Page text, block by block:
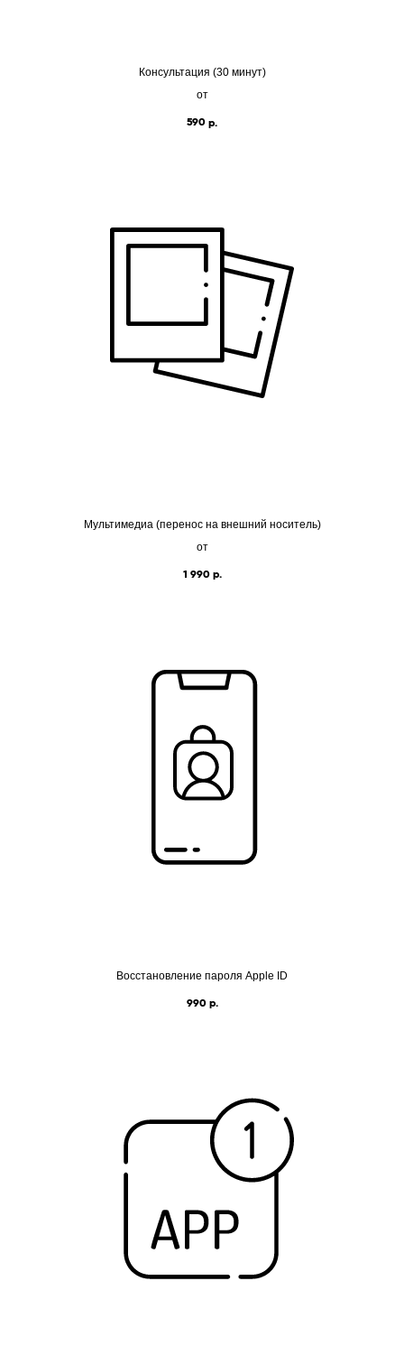
Консультация (30 минут)
от
590 р.
Мультимедиа (перенос на внешний носитель)
от
1 990 р.
Восстановление пароля Apple ID
990 р.